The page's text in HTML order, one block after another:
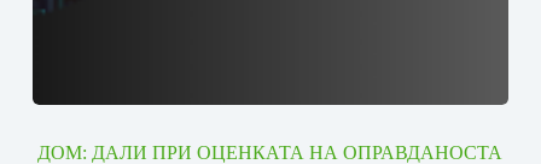
ДОМ: ДАЛИ ПРИ ОЦЕНКАТА НА ОПРАВДАНОСТА